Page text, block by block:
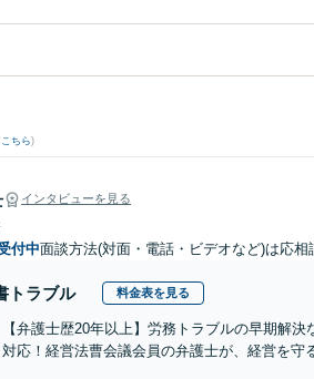
こちら)
インタビューを見る
付中面談方法(対面・電話・ビデオなど)は応相
トラブル 料金表を見る
【弁護士歴20年以上】労務トラブルの早期解
応！経営法曹会議会員の弁護士が、経営を